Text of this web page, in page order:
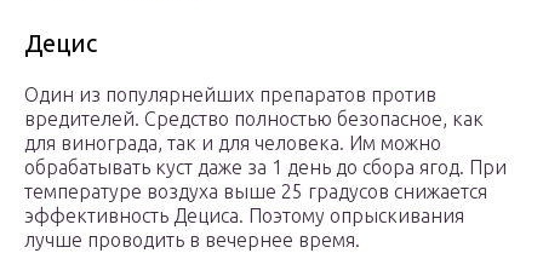
Децис
Один из популярнейших препаратов против
вредителей. Средство полностью безопасное, как
для винограда, так и для человека. Им можно
обрабатывать куст даже за 1 день до сбора ягод. При
температуре воздуха выше 25 градусов снижается
эффективность Дециса. Поэтому опрыскивания
лучше проводить в вечернее время.